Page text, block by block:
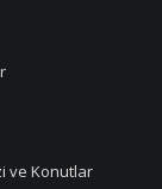
ve Konutlar